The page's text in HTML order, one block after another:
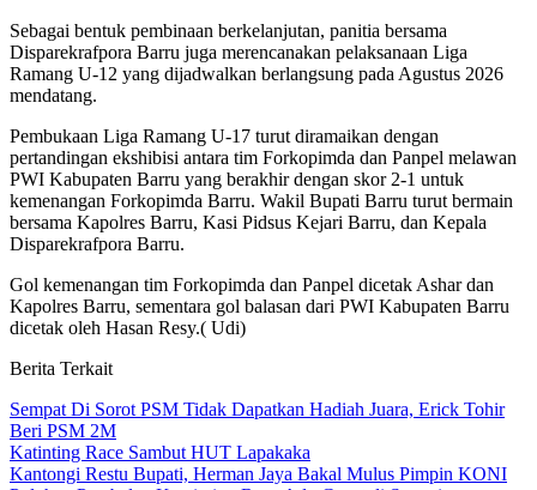
Sebagai bentuk pembinaan berkelanjutan, panitia bersama
Disparekrafpora Barru juga merencanakan pelaksanaan Liga
Ramang U-12 yang dijadwalkan berlangsung pada Agustus 2026
mendatang.
Pembukaan Liga Ramang U-17 turut diramaikan dengan
pertandingan ekshibisi antara tim Forkopimda dan Panpel melawan
PWI Kabupaten Barru yang berakhir dengan skor 2-1 untuk
kemenangan Forkopimda Barru. Wakil Bupati Barru turut bermain
bersama Kapolres Barru, Kasi Pidsus Kejari Barru, dan Kepala
Disparekrafpora Barru.
Gol kemenangan tim Forkopimda dan Panpel dicetak Ashar dan
Kapolres Barru, sementara gol balasan dari PWI Kabupaten Barru
dicetak oleh Hasan Resy.( Udi)
Berita Terkait
Sempat Di Sorot PSM Tidak Dapatkan Hadiah Juara, Erick Tohir
Beri PSM 2M
Katinting Race Sambut HUT Lapakaka
Kantongi Restu Bupati, Herman Jaya Bakal Mulus Pimpin KONI